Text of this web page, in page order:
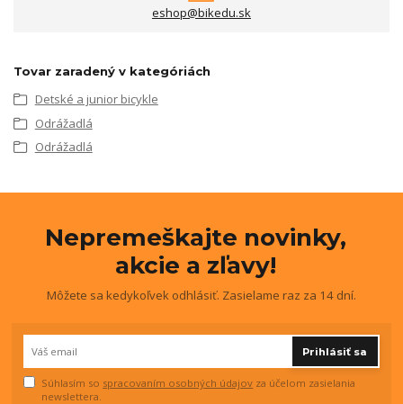
eshop@bikedu.sk
Tovar zaradený v kategóriách
Detské a junior bicykle
Odrážadlá
Odrážadlá
Nepremeškajte novinky,
akcie a zľavy!
Môžete sa kedykoľvek odhlásiť. Zasielame raz za 14 dní.
Prihlásiť sa
Súhlasím so spracovaním osobných údajov za účelom zasielania
newslettera.